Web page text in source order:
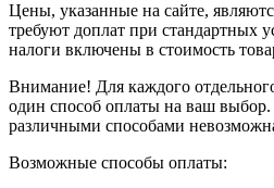
Цены, указанные на сайте,
требуют доплат при стандартных
налоги включены в стоимость
Внимание! Для каждого
один способ оплаты на ваш выбор.
различными способами
Возможные способы оплаты: